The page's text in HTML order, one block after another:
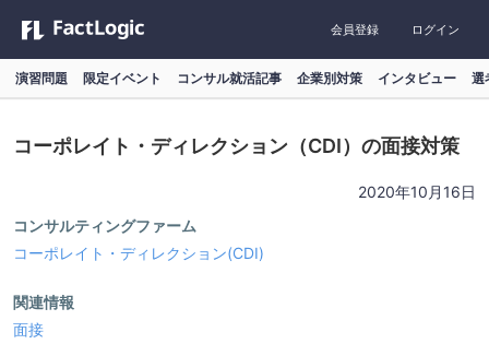
会員登録 ログイン
演習問題 限定イベント コンサル就活記事 企業別対策 インタビュー 選
コーポレイト・ディレクション（CDI）の面接対策
2020年10月16日
コンサルティングファーム
コーポレイト・ディレクション(CDI)
関連情報
面接